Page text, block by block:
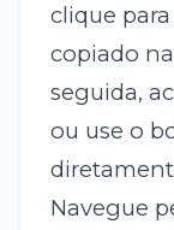
clique
copiado
seguida,
ou use o
Navegue